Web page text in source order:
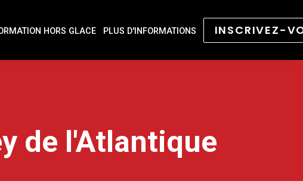
HORS GLACE PLUS D'INFORMATIONS INSCRIVEZ-
de l'Atlantique